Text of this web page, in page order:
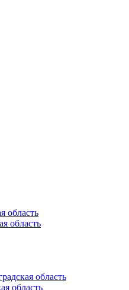
область
область
область
область